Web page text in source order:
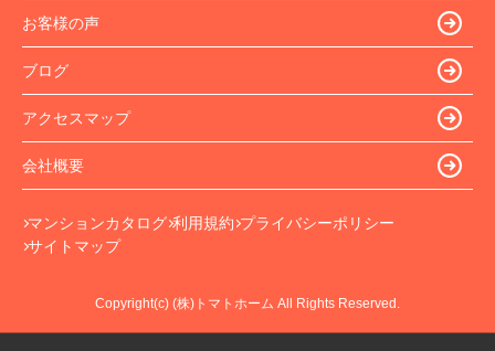
お客様の声
ブログ
アクセスマップ
会社概要
マンションカタログ 利用規約 プライバシーポリシー
サイトマップ
Copyright(c) (株)トマトホーム All Rights Reserved.